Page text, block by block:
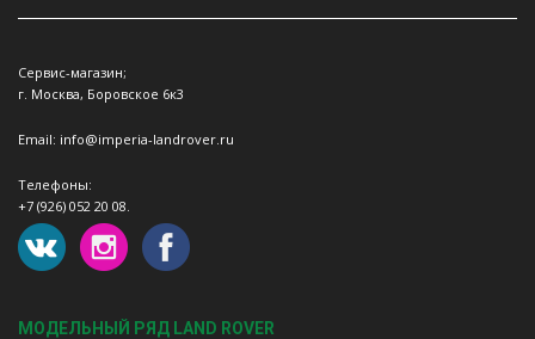
Сервис-магазин;
г. Москва, Боровское 6к3
Email: info@imperia-landrover.ru
Телефоны:
+7 (926) 052 20 08.
МОДЕЛЬНЫЙ РЯД LAND ROVER